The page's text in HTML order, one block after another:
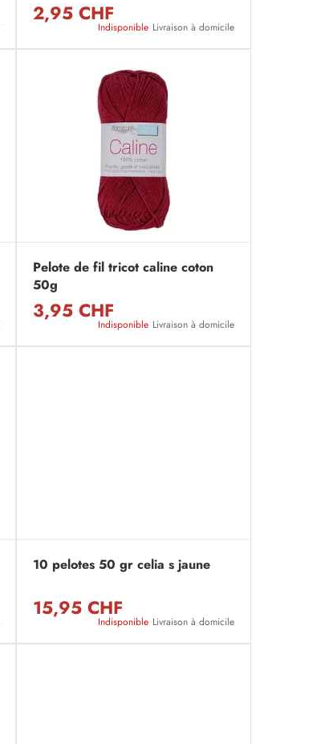
2,95 CHF
Indisponible Livraison à domicile
Pelote de fil tricot caline coton
50g
3,95 CHF
Indisponible Livraison à domicile
10 pelotes 50 gr celia s jaune
15,95 CHF
Indisponible Livraison à domicile